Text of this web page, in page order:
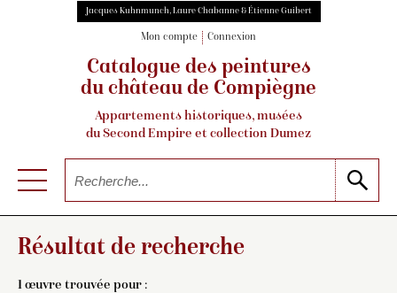
Jacques Kuhnmunch, Laure Chabanne & Étienne Guibert
Mon compte Connexion
Catalogue des peintures
du château de Compiègne
Appartements historiques, musées
du Second Empire et collection Dumez
Résultat de recherche
1 œuvre trouvée pour :